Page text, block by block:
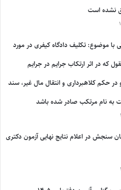
نشده است
با موضوع: تکلیف دادگاه کیفری در مورد
که در اثر ارتکاب جرایم در جرایم
در حکم کلاهبرداری و انتقال مال غیر، سند
به نام مرتکب صادر شده باشد
سنجش در اعلام نتایج نهایی آزمون دکتری